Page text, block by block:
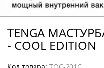
TENGA
- COOL EDITION